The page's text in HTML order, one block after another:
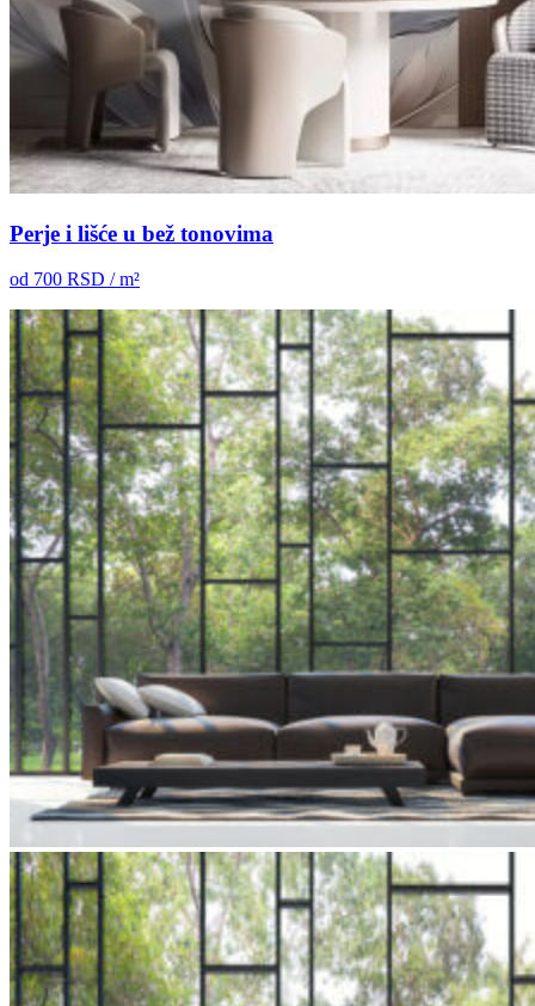
Perje i lišće u bež tonovima
od 700 RSD / m²